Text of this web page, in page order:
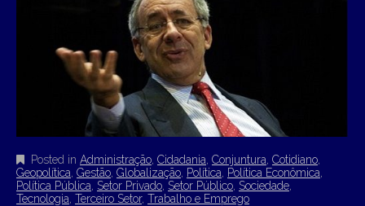
Posted in Administração Cidadania Conjuntura Cotidiano
Geopolítica Gestão Globalização Política Política Econômica
Política Pública Setor Privado Setor Público Sociedade
Tecnologia Terceiro Setor, Trabalho e Emprego